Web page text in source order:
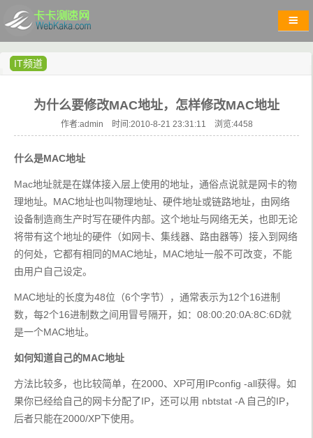
IT频道
为什么要修改MAC地址，怎样修改MAC地址
作者:admin 时间:2010-8-21 23:31:11 浏览:4458
什么是MAC地址
Mac地址就是在媒体接入层上使用的地址，通俗点说就是网卡的物
理地址。MAC地址也叫物理地址、硬件地址或链路地址，由网络
设备制造商生产时写在硬件内部。这个地址与网络无关，也即无论
将带有这个地址的硬件（如网卡、集线器、路由器等）接入到网络
的何处，它都有相同的MAC地址，MAC地址一般不可改变，不能
由用户自己设定。
MAC地址的长度为48位（6个字节），通常表示为12个16进制
数，每2个16进制数之间用冒号隔开，如：08:00:20:0A:8C:6D就
是一个MAC地址。
如何知道自己的MAC地址
方法比较多，也比较简单，在2000、XP可用IPconfig -all获得。如
果你已经给自己的网卡分配了IP，还可以用 nbtstat -A 自己的IP，
后者只能在2000/XP下使用。